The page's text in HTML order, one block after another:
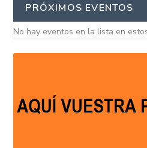
PRÓXIMOS EVENTOS
No hay eventos en la lista en